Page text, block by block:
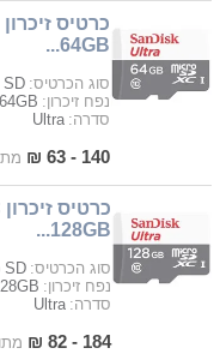
64GB...
סוג הכרטיס: SD
נפח זיכרון: 64GB
סדרה: Ultra
140 - 63 ₪ מתוך 21
128GB...
סוג הכרטיס: SD
נפח זיכרון:
סדרה: Ultra
184 - 82 ₪ מתוך 22